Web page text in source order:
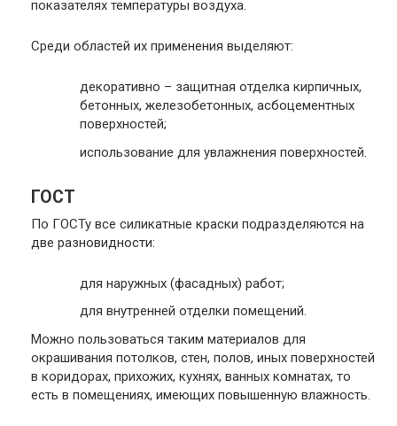
показателях температуры воздуха.
Среди областей их применения выделяют:
декоративно – защитная отделка кирпичных,
бетонных, железобетонных, асбоцементных
поверхностей;
использование для увлажнения поверхностей.
ГОСТ
По ГОСТу все силикатные краски подразделяются на
две разновидности:
для наружных (фасадных) работ;
для внутренней отделки помещений.
Можно пользоваться таким материалов для
окрашивания потолков, стен, полов, иных поверхностей
в коридорах, прихожих, кухнях, ванных комнатах, то
есть в помещениях, имеющих повышенную влажность.